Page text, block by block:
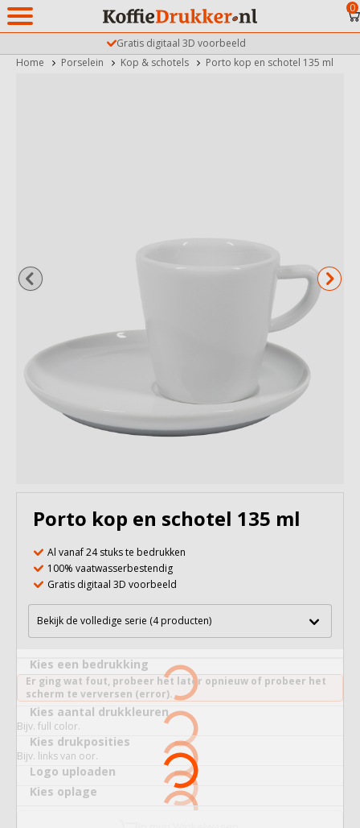
Gratis digitaal 3D voorbeeld
0
Home Porselein Kop & schotels Porto kop en schotel 135 ml
Porto kop en schotel 135 ml
Al vanaf 24 stuks te bedrukken
100% vaatwasserbestendig
Gratis digitaal 3D voorbeeld
Bekijk de volledige serie (4 producten)
Kies een bedrukking
Er ging wat fout, probeer het later opnieuw of probeer het
scherm te verversen (error).
Kies aantal drukkleuren
Bijv. full color.
Kies drukposities
Bijv. links van oor.
Logo uploaden
Kies oplage